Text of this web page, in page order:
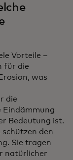
Vorteile –
für die
was
die
Bedeutung ist.
den
Sie tragen
natürlicher